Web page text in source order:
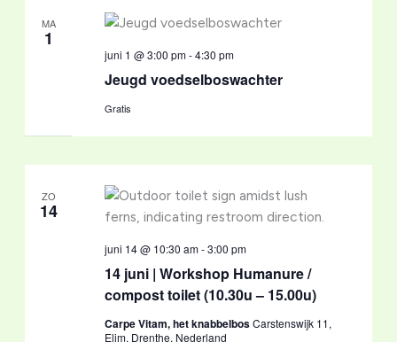
MA
1
Jeugd voedselboswachter
juni 1 @ 3:00 pm-4:30 pm
Gratis
ZO
14
14 juni | Workshop Humanure /
compost toilet (10.30u – 15.00u)
juni 14 @ 10:30 am-3:00 pm
Carpe Vitam, het knabbelbosCarstenswijk 11,
Elim, Drenthe, Nederland